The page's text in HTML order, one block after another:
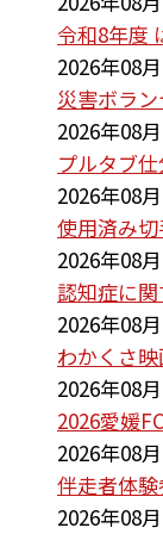
令和8年度
2026年08
災害ボラ
2026年08
プルタブ
2026年08
使用済み切
2026年08
認知症に
2026年08
わかくさ
2026年08
2026愛媛
2026年08
伴走者体験
2026年08